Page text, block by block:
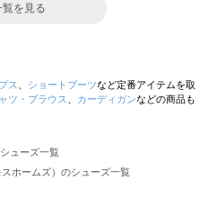
を見る
ス ショートブーツなど定番アイテムを取
ツ・ブラウス カーディガンなどの商品も
ューズ一覧
ホームズ）のシューズ一覧